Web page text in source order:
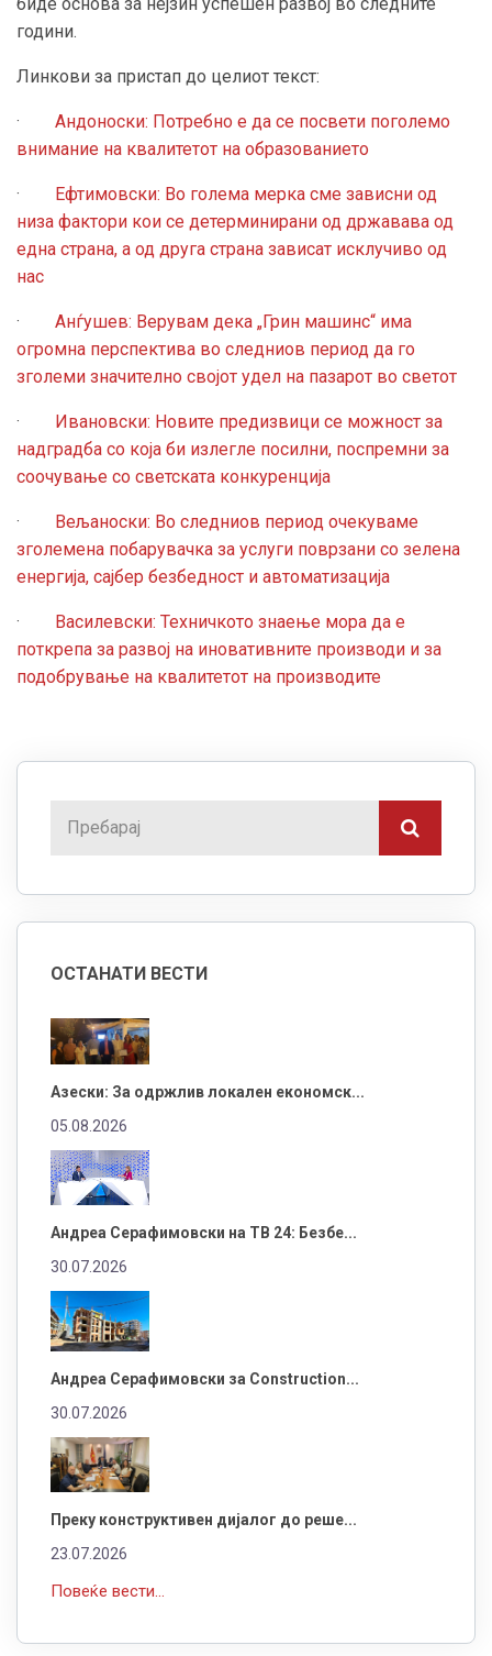
години.
Линкови за пристап до целиот текст:
· Андоноски: Потребно е да се посвети поголемо
внимание на квалитетот на образованието
· Ефтимовски: Во голема мерка сме зависни од
низа фактори кои се детерминирани од државава од
една страна, а од друга страна зависат исклучиво од
нас
· Анѓушев: Верувам дека „Грин машинс“ има
огромна перспектива во следниов период да го
зголеми значително својот удел на пазарот во светот
· Ивановски: Новите предизвици се можност за
надградба со која би излегле посилни, поспремни за
соочување со светската конкуренција
· Вељаноски: Во следниов период очекуваме
зголемена побарувачка за услуги поврзани со зелена
енергија, сајбер безбедност и автоматизација
· Василевски: Техничкото знаење мора да е
поткрепа за развој на иновативните производи и за
подобрување на квалитетот на производите
ОСТАНАТИ ВЕСТИ
Азески: За одржлив локален економск...
05.08.2026
Андреа Серафимовски на ТВ 24: Безбе...
30.07.2026
Андреа Серафимовски за Construction...
30.07.2026
Преку конструктивен дијалог до реше...
23.07.2026
Повеќе вести...